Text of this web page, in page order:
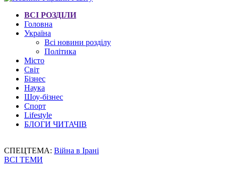
ВСІ РОЗДІЛИ
Головна
Україна
Всі новини розділу
Політика
Місто
Світ
Бізнес
Наука
Шоу-бізнес
Спорт
Lifestyle
БЛОГИ ЧИТАЧІВ
СПЕЦТЕМА: Війна в Ірані
ВСІ ТЕМИ